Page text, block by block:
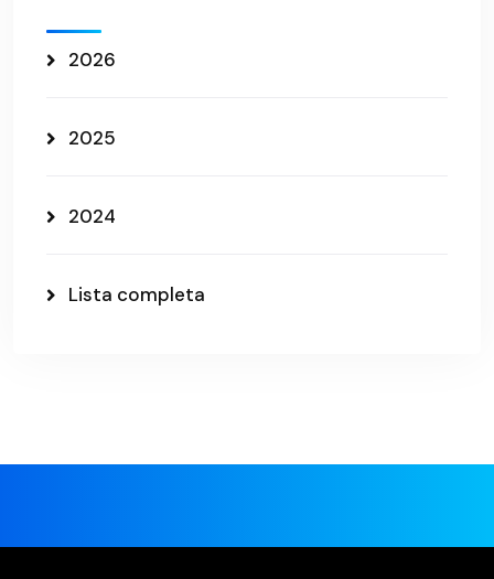
2026
2025
2024
Lista completa